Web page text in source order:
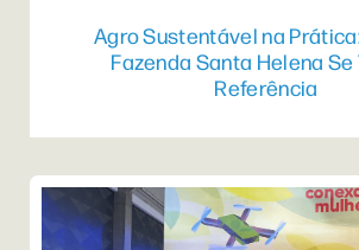
Agro Sustentável na
Fazenda Santa Helena Se
Referência